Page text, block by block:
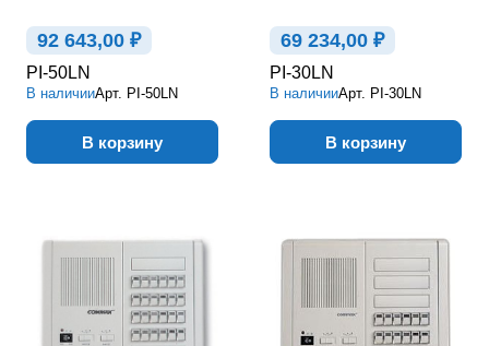
92 643,00 ₽
PI-50LN
В наличииАрт. PI-50LN
В корзину
69 234,00 ₽
PI-30LN
В наличииАрт. PI-30LN
В корзину